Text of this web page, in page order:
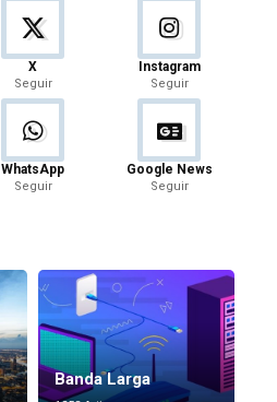
X
Seguir
Instagram
Seguir
WhatsApp
Seguir
Google News
Seguir
Banda Larga